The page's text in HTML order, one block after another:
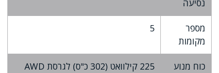
נסיעה
מספר
מקומות
5
כוח מנוע 225 קילוואט (302 כ"ס) לגרסת AWD